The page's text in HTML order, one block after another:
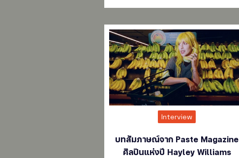
Interview
บทสัมภาษณ์จาก Paste Magazine
ศิลปินแห่งปี Hayley Williams